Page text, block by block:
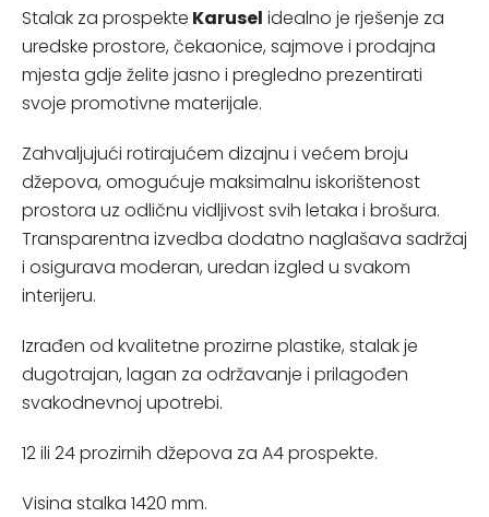
Stalak za prospekte Karusel idealno je rješenje za
uredske prostore, čekaonice, sajmove i prodajna
mjesta gdje želite jasno i pregledno prezentirati
svoje promotivne materijale.
Zahvaljujući rotirajućem dizajnu i većem broju
džepova, omogućuje maksimalnu iskorištenost
prostora uz odličnu vidljivost svih letaka i brošura.
Transparentna izvedba dodatno naglašava sadržaj
i osigurava moderan, uredan izgled u svakom
interijeru.
Izrađen od kvalitetne prozirne plastike, stalak je
dugotrajan, lagan za održavanje i prilagođen
svakodnevnoj upotrebi.
12 ili 24 prozirnih džepova za A4 prospekte.
Visina stalka 1420 mm.